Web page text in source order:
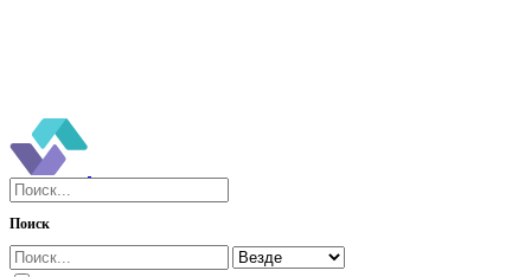
Поиск